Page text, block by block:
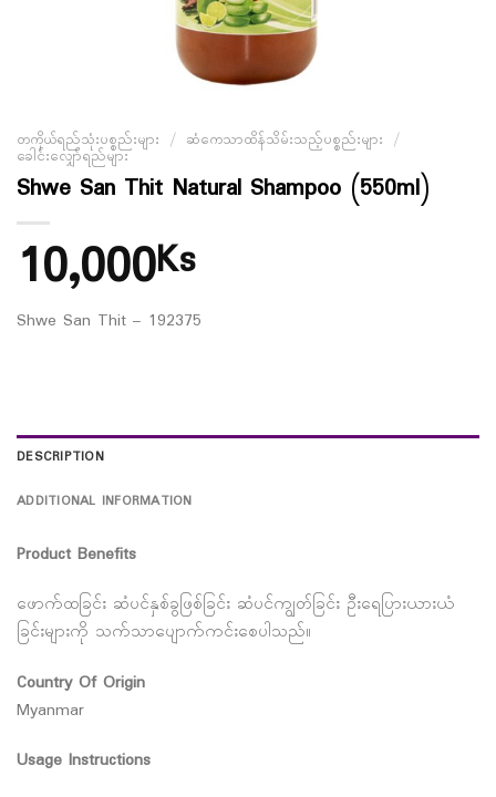
တကိုယ်ရည်သုံးပစ္စည်းများ / ဆံကေသာထိန်သိမ်းသည့်ပစ္စည်းများ /
ခေါင်းလျှော်ရည်များ
Shwe San Thit Natural Shampoo (550ml)
10,000Ks
Shwe San Thit – 192375
DESCRIPTION
ADDITIONAL INFORMATION
Product Benefits
ဖောက်ထခြင်း ဆံပင်နှစ်ခွဖြစ်ခြင်း ဆံပင်ကျွတ်ခြင်း ဦးရေပြားယားယံ
ခြင်းများကို သက်သာပျောက်ကင်းစေပါသည်။
Country Of Origin
Myanmar
Usage Instructions